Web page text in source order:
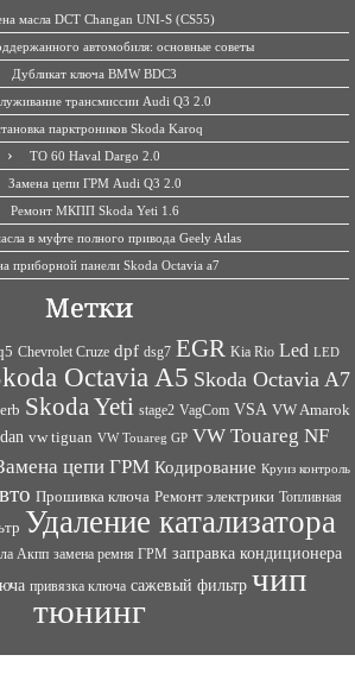
масла DCT Changan UNI-S (CS55)
автомобиля: основные советы
Дубликат ключа BMW BDC3
трансмиссии Audi Q3 2.0
парктроников Skoda Karoq
ТО 60 Haval Dargo 2.0
Замена цепи ГРМ Audi Q3 2.0
Ремонт МКПП Skoda Yeti 1.6
в муфте полного привода Geely Atlas
приборной панели Skoda Octavia a7
Метки
Chevrolet Cruze dpf dsg7 EGR Kia Rio Led LED
Octavia A5 Skoda Octavia A7
Skoda Yeti stage2 VagCom VSA VW Amarok
vw tiguan VW Touareg GP VW Touareg NF
цепи ГРМ Кодирование Круиз контроль
Прошивка ключа Ремонт электрики Топливная
Удаление катализатора
Акпп замена ремня ГРМ заправка кондиционера
привязка ключа сажевый фильтр чип
тюнинг